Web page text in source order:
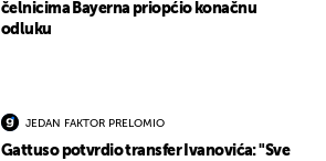
čelnicima Bayerna priopćio konačnu
odluku
JEDAN FAKTOR PRELOMIO
Gattuso potvrdio transfer Ivanovića: "Sve